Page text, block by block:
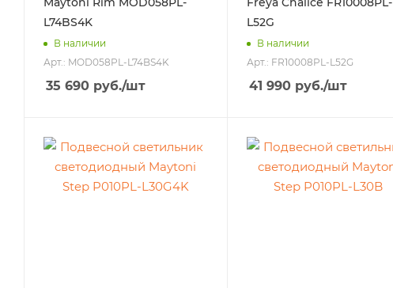
L74BS4K
В наличии
Арт.: MOD058PL-L74BS4K
35 690 руб./шт
L52G
В наличии
Арт.: FR10008PL-L52G
41 990руб./шт